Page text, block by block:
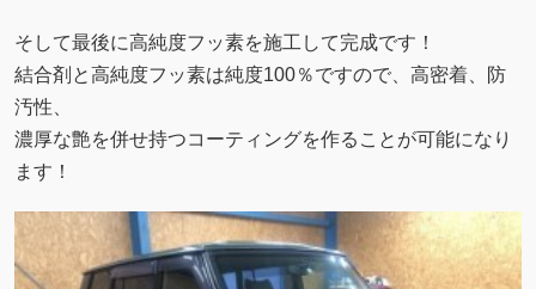
そして最後に高純度フッ素を施工して完成です！
結合剤と高純度フッ素は純度100％ですので、高密着、防
汚性、
濃厚な艶を併せ持つコーティングを作ることが可能になり
ます！